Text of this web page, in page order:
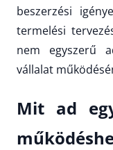
beszerzési
termelési
nem egyszerű
vállalat
Mit ad